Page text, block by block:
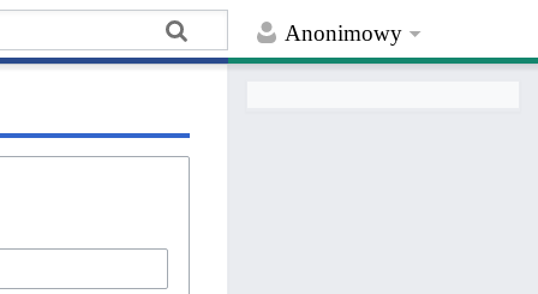
Anonimowy